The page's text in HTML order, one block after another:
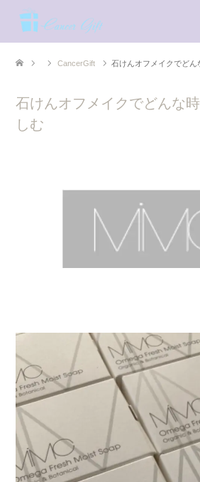
CancerGift 石けんオフメイクでど
石けんオフメイクでどんな
しむ